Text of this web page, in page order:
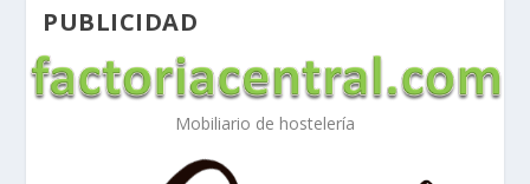
PUBLICIDAD
Mobiliario de hostelería